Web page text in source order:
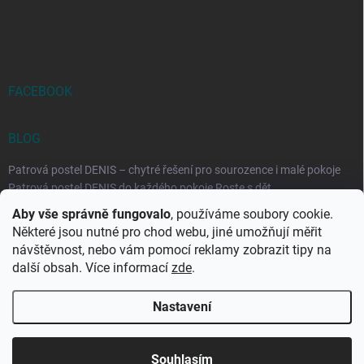
Aby vše správně fungovalo, používáme soubory cookie.
Některé jsou nutné pro chod webu, jiné umožňují měřit
návštěvnost, nebo vám pomocí reklamy zobrazit tipy na
další obsah. Více informací zde.
Nastavení
Souhlasím
FACEBOOK
BLOG
Patrová postel DENIS – chytré řešení pro sourozence i malé pokoje
Patrová postel DENIS do každého pokoje Roste s dět...
Rozkládací postele RELAX – ideální řešení pro malé prostory i
každodenní spaní
Rozkládací postel, která se přizpůsobí vašemu živo...
Copyright 2026DK-obchod.cz. Všechna práva vyhrazena.Upravit
nastavení cookies